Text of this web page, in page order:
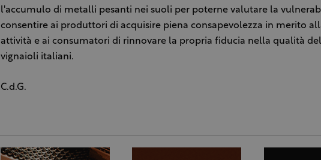
l'accumulo di metalli pesanti nei suoli per poterne valutare la
consentire ai produttori di acquisire piena consapevolezza in merito
attività e ai consumatori di rinnovare la propria fiducia nella qualità
vignaioli italiani.
C.d.G.